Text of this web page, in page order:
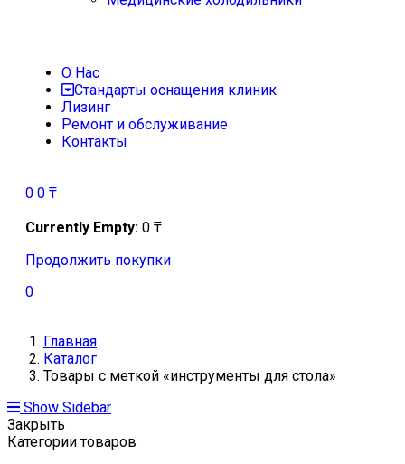
О Нас
Стандарты оснащения клиник
Лизинг
Ремонт и обслуживание
Контакты
0 0 ₸
Currently Empty: 0 ₸
Продолжить покупки
0
Главная
Каталог
Товары с меткой «инструменты для стола»
Show Sidebar
Закрыть
Категории товаров